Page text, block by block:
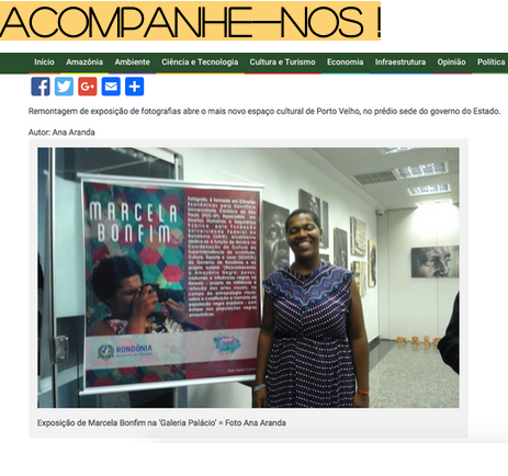
ACOMPANHE-NOS !